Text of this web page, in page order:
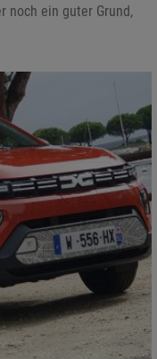
noch ein guter Grund,